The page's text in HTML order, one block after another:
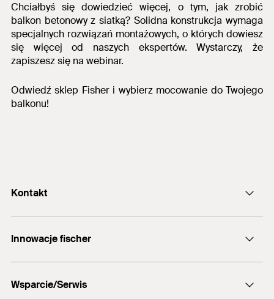
Chciałbyś się dowiedzieć więcej, o tym, jak zrobić
balkon betonowyz siatką? Solidna konstrukcja wymaga
specjalnych rozwiązań montażowych, o których dowiesz
się więcej od naszych ekspertów. Wystarczy, że
zapiszesz się na webinar.
Odwiedź sklep Fisher i wybierz mocowanie do Twojego
balkonu!
Kontakt
info@fischerpolska.pl
12 290 08 80
Innowacje fischer
fischer FAZ II
Wsparcie/Serwis